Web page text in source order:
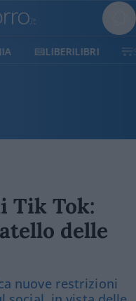
SHOP SOSTIENICI
Tik Tok:
delle
nuove restrizioni